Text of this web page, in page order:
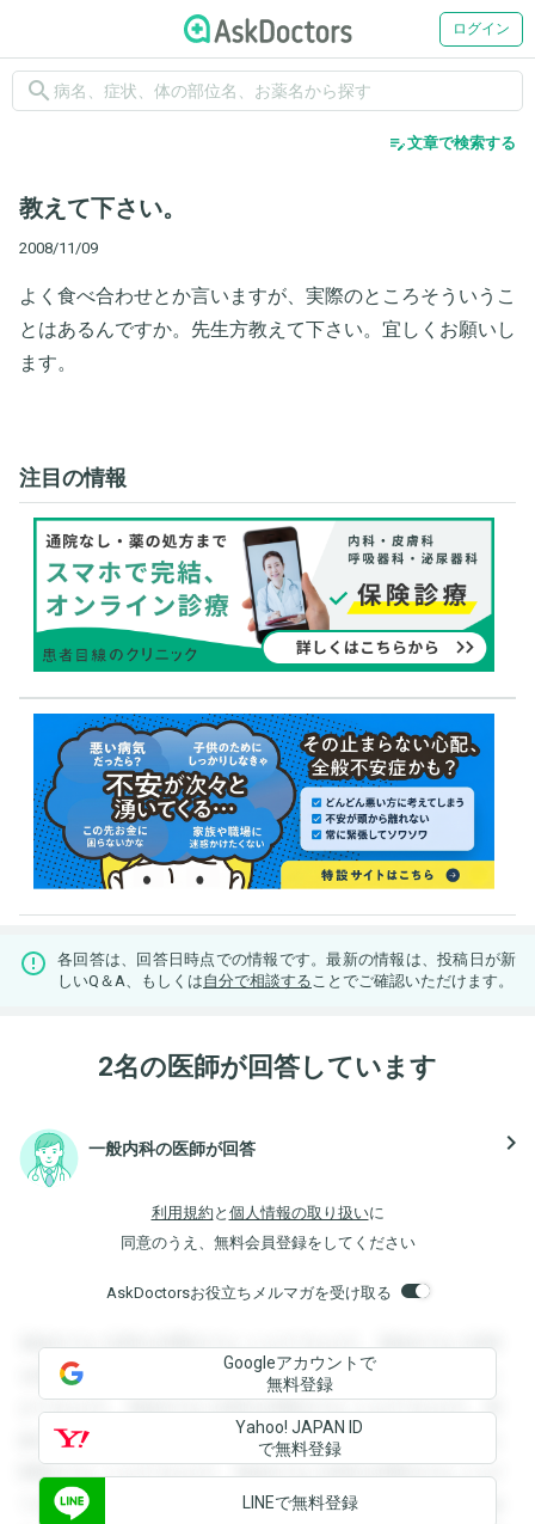
ログイン
search
edit_note文章で検索する
教えて下さい。
2008/11/09
よく食べ合わせとか言いますが、実際のところそういうこ
とはあるんですか。先生方教えて下さい。宜しくお願いし
ます。
注目の情報
各回答は、回答日時点での情報です。最新の情報は、投稿日が新
しいQ＆A、もしくは自分で相談する ことでご確認いただけます。
2名の医師が回答しています
一般内科の医師が回答 navigate_next
利用規約 と 個人情報の取り扱いに
同意のうえ、無料会員登録をしてください
AskDoctorsお役立ちメルマガを受け取る
登録すると回答を閲覧することができます。登録すると回答
を閲覧することができます。登録すると回答を閲覧すること
ができます。登録すると回答を閲覧することができます。登
録すると回答を閲覧することができます。登録すると回答を
閲覧することができます。登録すると回答を閲覧することが
できます。登録すると回答を閲覧することができます。登録
Googleアカウントで
無料登録
Yahoo! JAPAN ID
で無料登録
LINEで無料登録